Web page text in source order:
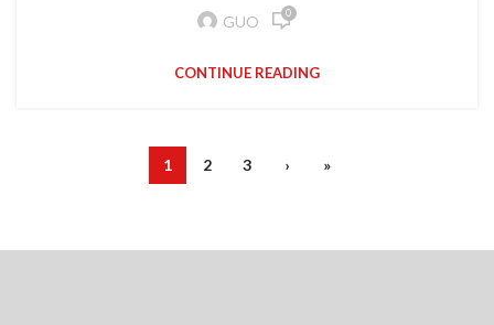
GUO 0
CONTINUE READING
1 2 3 › »